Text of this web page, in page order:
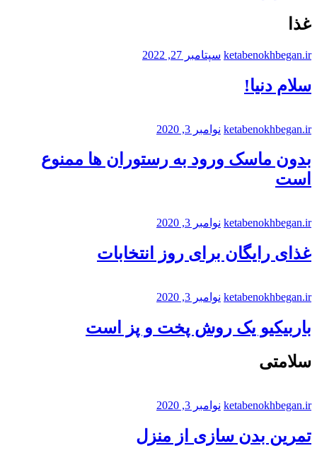
غذا
ketabenokhbegan.ir سپتامبر 27, 2022
سلام دنیا!
ketabenokhbegan.ir نوامبر 3, 2020
بدون ماسک ورود به رستوران ها ممنوع
است
ketabenokhbegan.ir نوامبر 3, 2020
غذای رایگان برای روز انتخابات
ketabenokhbegan.ir نوامبر 3, 2020
باربیکیو یک روش پخت و پز است
سلامتی
ketabenokhbegan.ir نوامبر 3, 2020
تمرین بدن سازی از منزل